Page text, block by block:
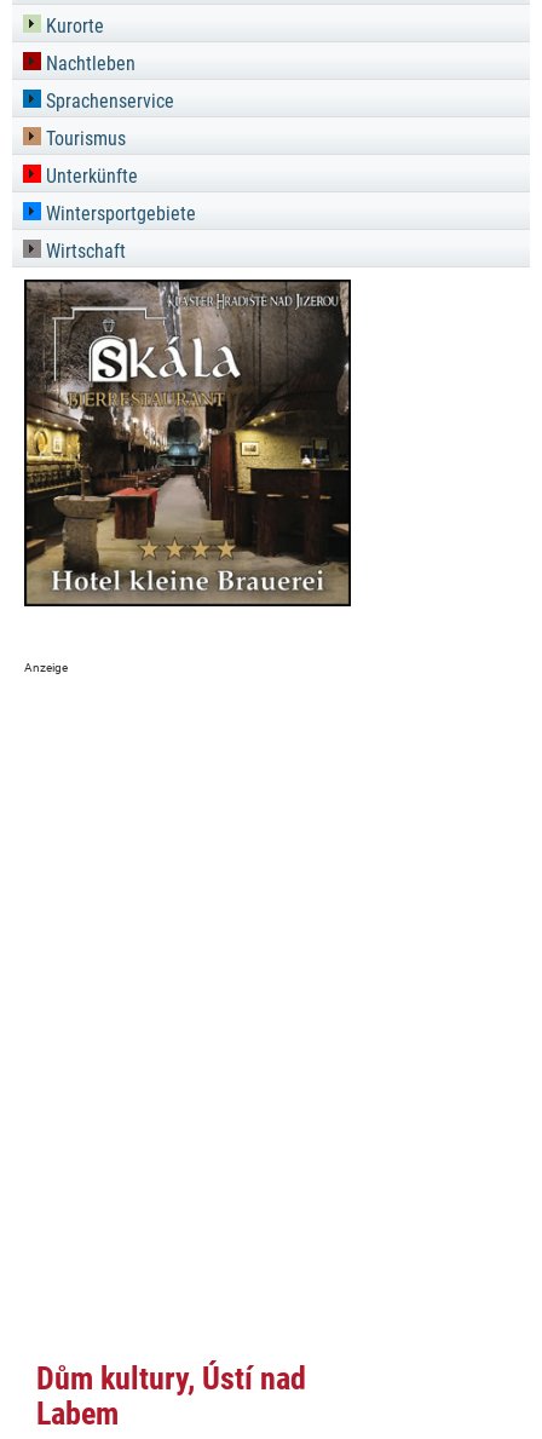
Kurorte
Nachtleben
Sprachenservice
Tourismus
Unterkünfte
Wintersportgebiete
Wirtschaft
Dům kultury, Ústí nad
Labem